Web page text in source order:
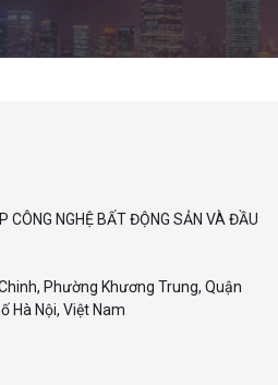
CÔNG NGHỆ BẤT ĐỘNG SẢN VÀ ĐẦU
Phường Khương Trung, Quận
Hà Nội, Việt Nam